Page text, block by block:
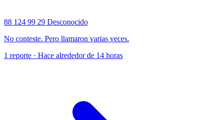
88 124 99 29 Desconocido
No conteste. Pero llamaron varias veces.
1 reporte · Hace alrededor de 14 horas